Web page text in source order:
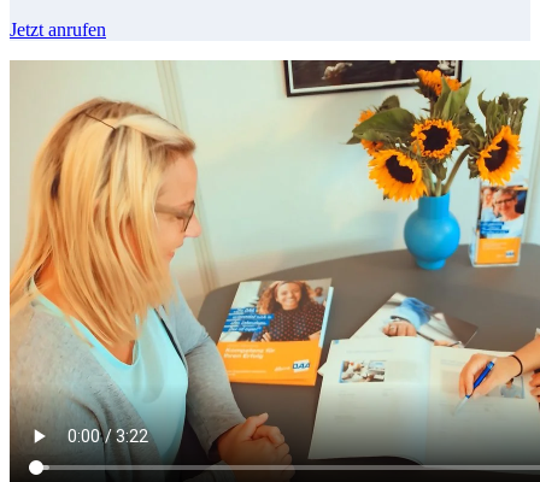
Jetzt anrufen